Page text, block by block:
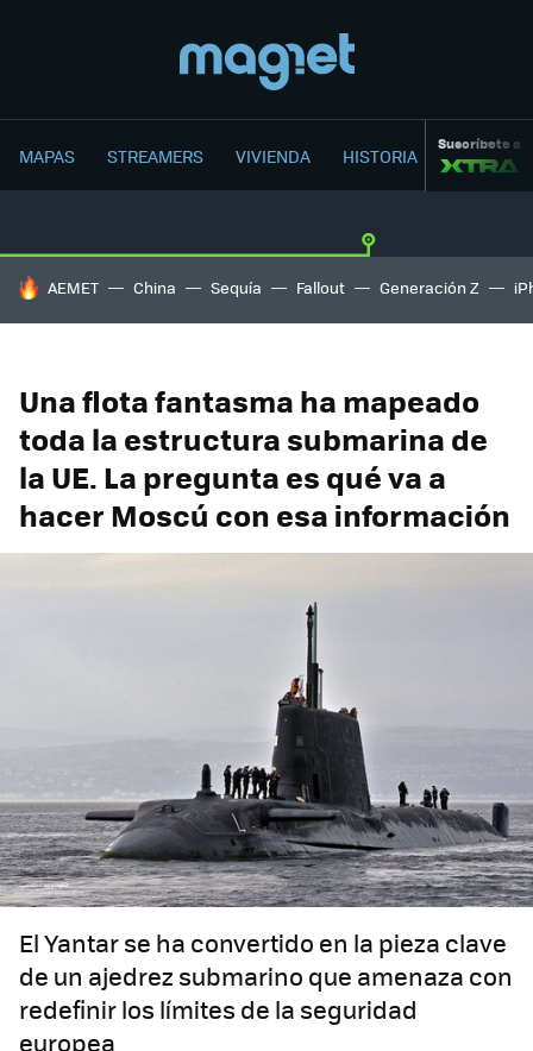
MAPAS STREAMERS VIVIENDA HISTORIA Suscríbete a
HOY SE HABLA DE
AEMET China Sequía Fallout Generación Z
Una flota fantasma ha mapeado
toda la estructura submarina de
la UE. La pregunta es qué va a
hacer Moscú con esa información
El Yantar se ha convertido en la pieza clave
de un ajedrez submarino que amenaza con
redefinir los límites de la seguridad
europea